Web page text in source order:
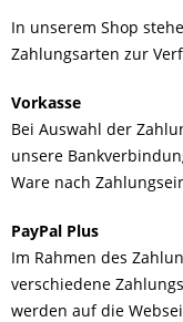
In unserem Shop
Zahlungsarten zur
Vorkasse
Bei Auswahl der
unsere
Ware nach
PayPal Plus
Im Rahmen des
verschiedene
werden auf die